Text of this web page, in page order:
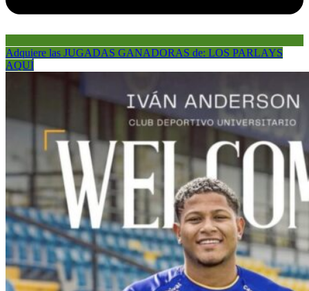
Adquiere las JUGADAS GANADORAS de: LOS PARLAYS
AQUÍ